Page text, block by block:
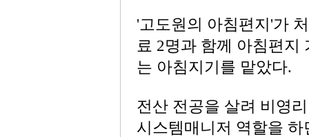
'고도원의 아침편지'가
료 2명과 함께 아침편지
는 아침지기를 맡았다.
전산 전공을 살려 비영
시스템매니저 역할을